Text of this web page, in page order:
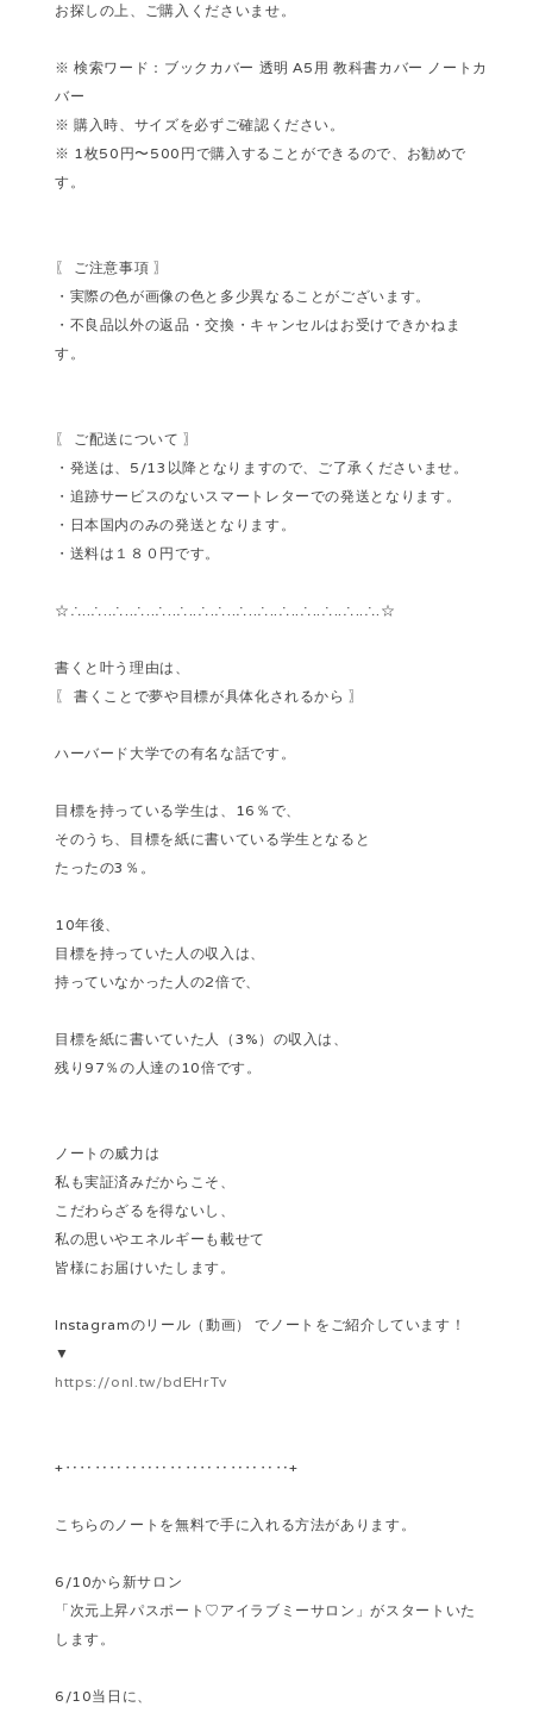
お探しの上、ご購入くださいませ。
※ 検索ワード：ブックカバー 透明 A5用 教科書カバー ノートカ
バー
※ 購入時、サイズを必ずご確認ください。
※ 1枚50円〜500円で購入することができるので、お勧めで
す。
〖 ご注意事項 〗
・実際の色が画像の色と多少異なることがございます。
・不良品以外の返品・交換・キャンセルはお受けできかねま
す。
〖 ご配送について 〗
・発送は、5/13以降となりますので、ご了承くださいませ。
・追跡サービスのないスマートレターでの発送となります。
・日本国内のみの発送となります。
・送料は１８０円です。
☆∴..∴..∴..∴..∴..∴..∴.∴..∴..∴..∴..∴..∴..∴..∴.☆
書くと叶う理由は、
〖 書くことで夢や目標が具体化されるから 〗
ハーバード大学での有名な話です。
目標を持っている学生は、16％で、
そのうち、目標を紙に書いている学生となると
たったの3％。
10年後、
目標を持っていた人の収入は、
持っていなかった人の2倍で、
目標を紙に書いていた人（3%）の収入は、
残り97％の人達の10倍です。
ノートの威力は
私も実証済みだからこそ、
こだわらざるを得ないし、
私の思いやエネルギーも載せて
皆様にお届けいたします。
Instagramのリール（動画） でノートをご紹介しています！
▼
https://onl.tw/bdEHrTv
+‥‥‥‥‥‥‥‥‥‥‥‥‥‥‥+
こちらのノートを無料で手に入れる方法があります。
6/10から新サロン
「次元上昇パスポート♡アイラブミーサロン」がスタートいた
します。
6/10当日に、